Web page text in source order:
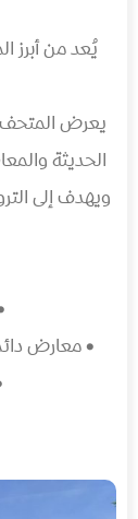
يُعد من أبرز
يعرض المتحف
الحديثة
ويهدف إلى
• معارض